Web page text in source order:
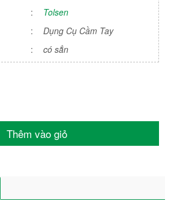
:
Tolsen
:
Dụng Cụ Cầm Tay
: có sẳn
Thêm vào giỏ